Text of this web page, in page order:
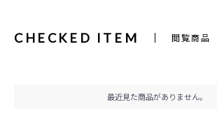
CHECKED ITEM 閲覧商品
最近見た商品がありません。